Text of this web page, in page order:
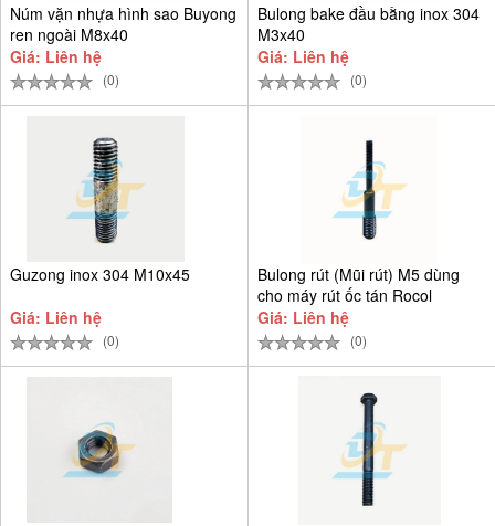
Núm vặn nhựa hình sao Buyong
ren ngoài M8x40
Giá: Liên hệ
(0)
Bulong bake đầu bằng inox 304
M3x40
Giá: Liên hệ
(0)
Guzong inox 304 M10x45
Giá: Liên hệ
(0)
Bulong rút (Mũi rút) M5 dùng
cho máy rút ốc tán Rocol
Giá: Liên hệ
(0)